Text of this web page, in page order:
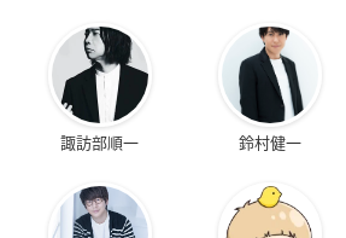
諏訪部順一 鈴村健一